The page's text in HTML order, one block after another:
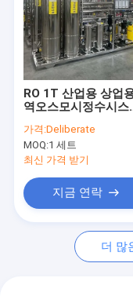
VR 쇼
회사 소개
공장 투어
연락처
견적 요청
역삼투 물 처리 시
RO 1T 산업용 상업
역오스모시정수시스
장비
가격:Deliberate
MOQ:1 세트
최신 가격 받기
지금 연락
더 많